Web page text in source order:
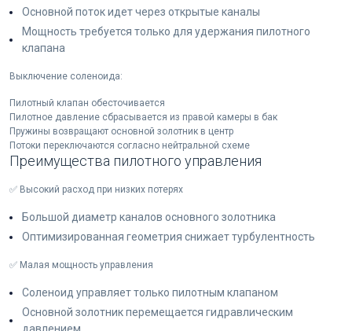
Основной поток идет через открытые каналы
Мощность требуется только для удержания пилотного
клапана
Выключение соленоида:
Пилотный клапан обесточивается
Пилотное давление сбрасывается из правой камеры в бак
Пружины возвращают основной золотник в центр
Потоки переключаются согласно нейтральной схеме
Преимущества пилотного управления
✅ Высокий расход при низких потерях
Большой диаметр каналов основного золотника
Оптимизированная геометрия снижает турбулентность
✅ Малая мощность управления
Соленоид управляет только пилотным клапаном
Основной золотник перемещается гидравлическим